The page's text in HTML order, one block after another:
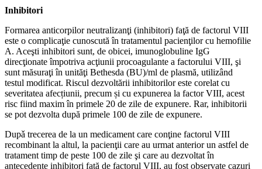
Inhibitori
Formarea anticorpilor neutralizanţi (inhibitori) faţă de factorul VIII
este o complicaţie cunoscută în tratamentul pacienţilor cu hemofilie
A. Aceşti inhibitori sunt, de obicei, imunoglobuline IgG
direcţionate împotriva acţiunii procoagulante a factorului VIII, şi
sunt măsuraţi în unităţi Bethesda (BU)/ml de plasmă, utilizând
testul modificat. Riscul dezvoltării inhibitorilor este corelat cu
severitatea afecțiunii, precum și cu expunerea la factor VIII, acest
risc fiind maxim în primele 20 de zile de expunere. Rar, inhibitorii
se pot dezvolta după primele 100 de zile de expunere.
Dupǎ trecerea de la un medicament care conţine factorul VIII
recombinant la altul, la pacienţii care au urmat anterior un astfel de
tratament timp de peste 100 de zile şi care au dezvoltat în
antecedente inhibitori față de factorul VIII, au fost observate cazuri